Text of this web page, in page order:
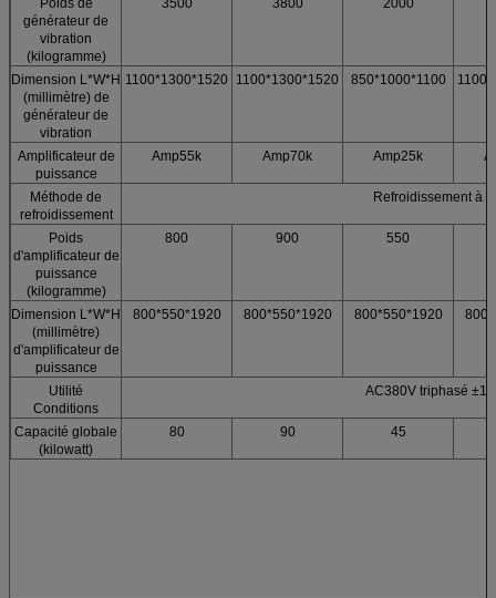
Poids de
générateur de
vibration
(kilogramme)
3500 3800 2000
Dimension L*W*H
(millimètre) de
générateur de
vibration
1100*1300*1520 1100*1300*1520 850*1000*1100
Amplificateur de
puissance
Amp55k Amp70k Amp25k
Méthode de
refroidissement
Refroidissement à
Poids
d'amplificateur de
puissance
(kilogramme)
800 900 550
Dimension L*W*H
(millimètre)
d'amplificateur de
puissance
800*550*1920 800*550*1920 800*550*1920
Utilité
Conditions
AC380V triphasé
Capacité globale
(kilowatt)
80 90 45